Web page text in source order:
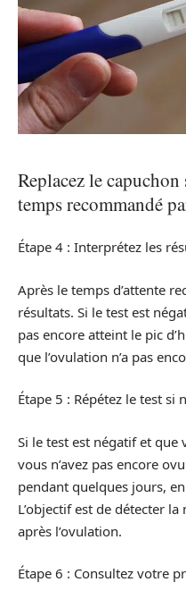
Replacez le
temps recommandé
Étape 4 : Interprétez les
Après le temps d’attente
résultats. Si le test est
pas encore atteint le pic
que l’ovulation n’a pas
Étape 5 : Répétez le test si
Si le test est négatif et
vous n’avez pas encore
pendant quelques jours,
L’objectif est de détecter
après l’ovulation.
Étape 6 : Consultez votre